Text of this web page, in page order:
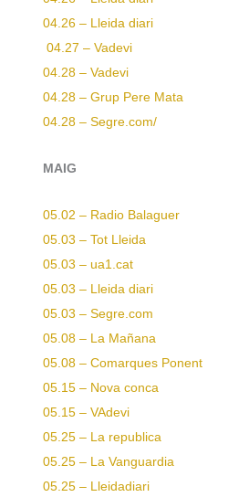
04.26 – Lleida diari
04.27 – Vadevi
04.28 – Vadevi
04.28 – Grup Pere Mata
04.28 – Segre.com/
MAIG
05.02 – Radio Balaguer
05.03 – Tot Lleida
05.03 – ua1.cat
05.03 – Lleida diari
05.03 – Segre.com
05.08 – La Mañana
05.08 – Comarques Ponent
05.15 – Nova conca
05.15 – VAdevi
05.25 – La republica
05.25 – La Vanguardia
05.25 – Lleidadiari